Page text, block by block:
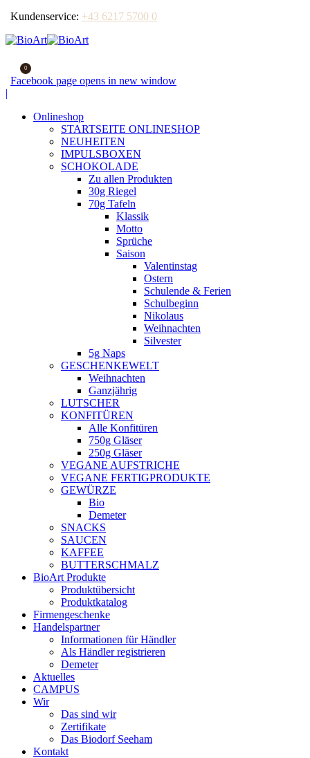
Kundenservice: +43 6217 5700 0
0
Facebook page opens in new window
|
Onlineshop
STARTSEITE ONLINESHOP
NEUHEITEN
IMPULSBOXEN
SCHOKOLADE
Zu allen Produkten
30g Riegel
70g Tafeln
Klassik
Motto
Sprüche
Saison
Valentinstag
Ostern
Schulende & Ferien
Schulbeginn
Nikolaus
Weihnachten
Silvester
5g Naps
GESCHENKEWELT
Weihnachten
Ganzjährig
LUTSCHER
KONFITÜREN
Alle Konfitüren
750g Gläser
250g Gläser
VEGANE AUFSTRICHE
VEGANE FERTIGPRODUKTE
GEWÜRZE
Bio
Demeter
SNACKS
SAUCEN
KAFFEE
BUTTERSCHMALZ
BioArt Produkte
Produktübersicht
Produktkatalog
Firmengeschenke
Handelspartner
Informationen für Händler
Als Händler registrieren
Demeter
Aktuelles
CAMPUS
Wir
Das sind wir
Zertifikate
Das Biodorf Seeham
Kontakt